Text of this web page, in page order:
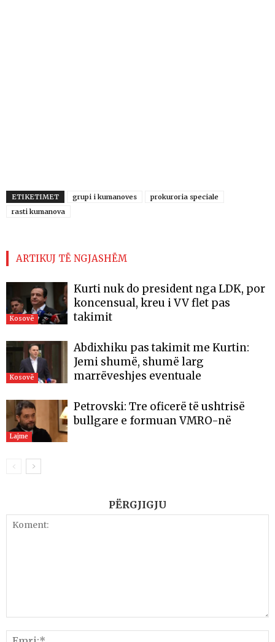
ETIKETIMET grupi i kumanoves
prokuroria speciale
rasti kumanova
ARTIKUJ TË NGJASHËM
Kosovë
Kurti nuk do president nga LDK, por
koncensual, kreu i VV flet pas
takimit
Kosovë
Abdixhiku pas takimit me Kurtin:
Jemi shumë, shumë larg
marrëveshjes eventuale
Lajme
Petrovski: Tre oficerë të ushtrisë
bullgare e formuan VMRO-në
PËRGJIGJU